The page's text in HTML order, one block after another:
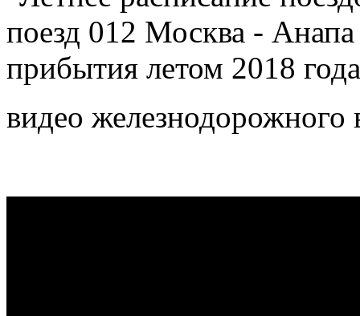
видео железнодорожного